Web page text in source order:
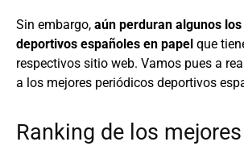
Sin embargo, aún perduran algunos
deportivos españoles en papel que
respectivos sitio web. Vamos pues a
a los mejores periódicos deportivos
Ranking de los mejores